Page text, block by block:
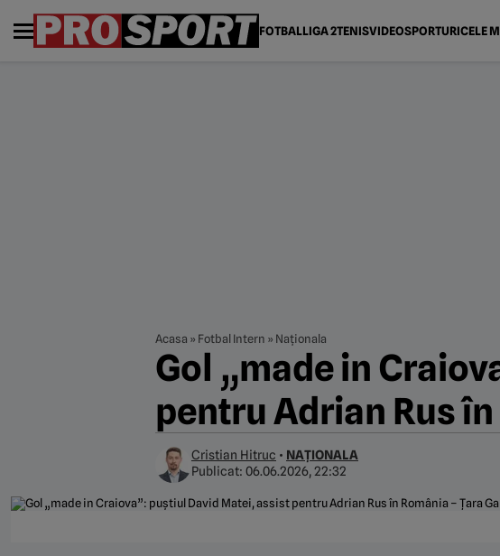
FOTBALLIGA 2TENISVIDEOSPORTURICELE
Acasa » Fotbal Intern » Naționala
Gol „made in
pentru Adrian Rus
Cristian Hitruc • NAȚIONALA
Publicat: 06.06.2026, 22:32